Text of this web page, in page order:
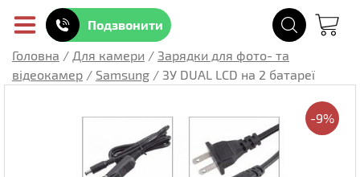
Подзвонити
Головна / Для камери / Зарядки для фото- та
відеокамер / Samsung / ЗУ DUAL LCD на 2 батареї
-9%